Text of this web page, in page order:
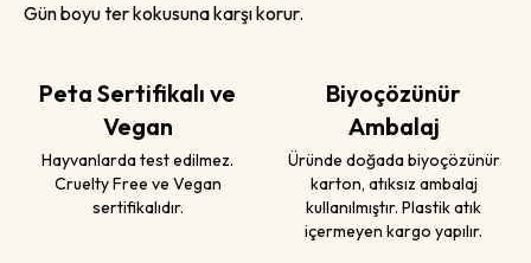
Gün boyu ter kokusuna karşı korur.
Peta Sertifikalı ve
Vegan
Hayvanlarda test edilmez.
Cruelty Free ve Vegan
sertifikalıdır.
Biyoçözünür
Ambalaj
Üründe doğada biyoçözünür
karton, atıksız ambalaj
kullanılmıştır. Plastik atık
içermeyen kargo yapılır.